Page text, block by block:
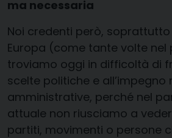
ma necessaria
Noi credenti però, soprattutto
Europa (come tante volte nel
troviamo oggi in difficoltà di
scelte politiche e all’impegno
amministrative, perché nel
attuale non riusciamo a
partiti, movimenti o persone